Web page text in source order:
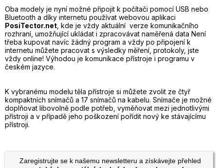
Oba modely je nyní možné připojit k počítači pomocí USB nebo
Bluetooth a díky internetu používat webovou aplikaci
PosiTector.net , kde je vždy aktuální verze komunikačního
rozhraní, umožňující ukládat i zpracovávat naměřená data Není
třeba kupovat navíc žádný program a vždy po připojení k
internetu můžete pracovat s výsledky měření, protokoly, jste
vždy online! Výhodou je komunikace přístroje i programu v
českém jazyce.
K vybranému modelu těla přístroje si můžete zvolit ze čtyř
kompaktních snímačů a 17 snímačů na kabelu. Snímače je možné
doplňovat libovolně podle potřeb, vyměňovat mezi jednotlivými
přístroji a v případě jeho poškození pořídit nový ke stávajícímu
přístroji.
Zaregistrujte se k našemu newsletteru a získávejte přehled